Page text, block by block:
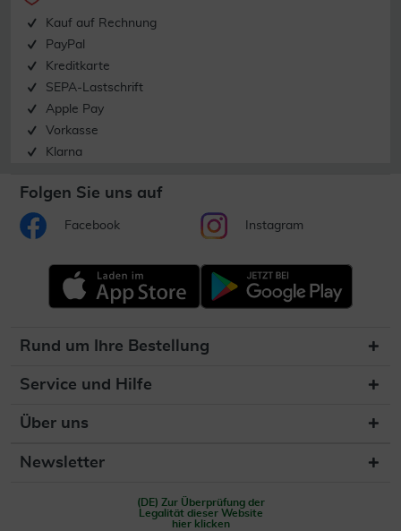
Kauf auf Rechnung
PayPal
Kreditkarte
SEPA-Lastschrift
Apple Pay
Vorkasse
Klarna
Folgen Sie uns auf
Facebook Instagram
Rund um Ihre Bestellung
Service und Hilfe
Über uns
Newsletter
(DE) Zur Überprüfung der
Legalität dieser Website
hier klicken